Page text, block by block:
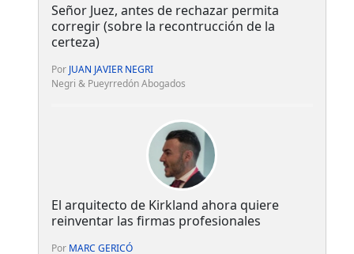
Señor Juez, antes de rechazar permita
corregir (sobre la recontrucción de la
certeza)
Por JUAN JAVIER NEGRI
Negri & Pueyrredón Abogados
El arquitecto de Kirkland ahora quiere
reinventar las firmas profesionales
Por MARC GERICÓ